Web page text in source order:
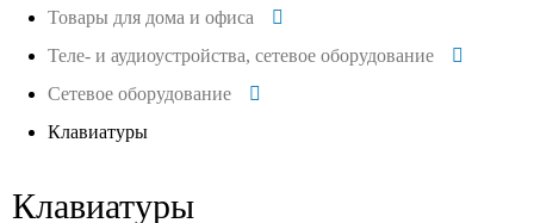
Товары для дома и офиса
Теле- и аудиоустройства, сетевое оборудование
Сетевое оборудование
Клавиатуры
Клавиатуры